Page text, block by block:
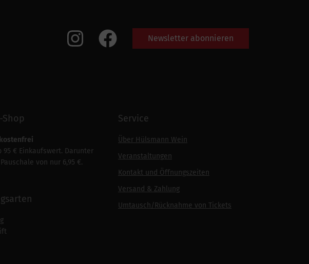
Newsletter abonnieren
95 € Einkaufswert. Darunter
von nur 6,95 €.
Service
Über Hülsmann Wein
Veranstaltungen
Kontakt und Öffnungszeiten
Versand & Zahlung
Umtausch/Rücknahme von Tickets